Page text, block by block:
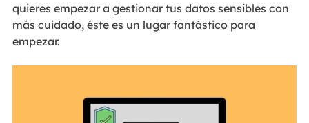
quieres empezar a gestionar tus datos sensibles con
más cuidado, éste es un lugar fantástico para
empezar.